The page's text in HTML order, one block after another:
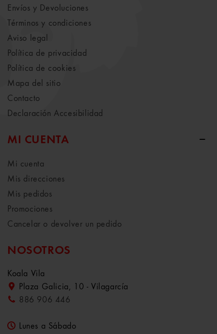
Envíos y Devoluciones
Términos y condiciones
Aviso legal
Política de privacidad
Política de cookies
Mapa del sitio
Contacto
Declaración Accesibilidad
MI CUENTA
Mi cuenta
Mis direcciones
Mis pedidos
Promociones
Cancelar o devolver un pedido
NOSOTROS
Koala Vila
Plaza Galicia, 10 - Vilagarcía
886 906 446
Lunes a Sábado